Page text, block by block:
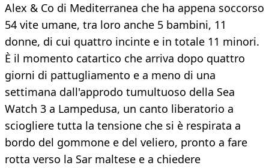
Alex & Co di Mediterranea che ha appena soccorso
54 vite umane, tra loro anche 5 bambini, 11
donne, di cui quattro incinte e in totale 11 minori.
È il momento catartico che arriva dopo quattro
giorni di pattugliamento e a meno di una
settimana dall'approdo tumultuoso della Sea
Watch 3 a Lampedusa, un canto liberatorio a
sciogliere tutta la tensione che si è respirata a
bordo del gommone e del veliero, pronto a fare
rotta verso la Sar maltese e a chiedere